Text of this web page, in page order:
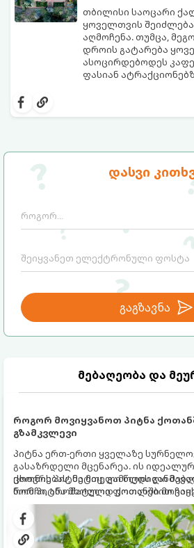
დასვი
გაგზავნა
მებაღეობა და
როგორ მოვიყვანოთ პიტნა
გზამკვლევი
პიტნა ერთ-ერთი ყველაზე
გასაზრდელი მცენარეა. ის
ცხოვრებას, მეტიც, გამოცდილი
რომ პიტნა მხოლოდ ქოთანში
გრუნტში (ბაღში) დარგვისას ის
სწრაფად ვრცელდება და სხვა
ქოთნის პიტნა მთელი წლის
ნორჩი, არომატული ფოთლებით
კერძებისთვის.
თბილისი საოცარი
ყოველთვის
აღმოჩენა. თუმცა,
დროის გატარება
ასოცირდებოდეს
ფასიან
სრულიად უფასო,
ჰაერზე გასეირნება,
სადაც მეგობრებთან